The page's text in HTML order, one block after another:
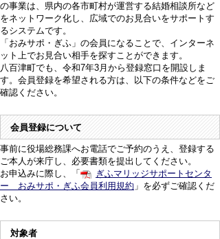
の事業は、県内の各市町村が運営する結婚相談所など
をネットワーク化し、広域でのお見合いをサポートす
るシステムです。
「おみサポ・ぎふ」の会員になることで、インターネ
ット上でお見合い相手を探すことができます。
八百津町でも、令和7年3月から登録窓口を開設しま
す。会員登録を希望される方は、以下の条件などをご
確認ください。
会員登録について
事前に役場総務課へお電話でご予約のうえ、登録する
ご本人が来庁し、必要書類を提出してください。
お申込みに際し、「
ぎふマリッジサポートセンタ
ー おみサポ・ぎふ会員利用規約 」を必ずご確認くだ
さい。
対象者